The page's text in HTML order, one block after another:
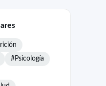
#Psicología